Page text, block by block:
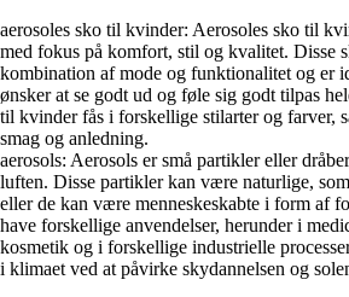
aerosoles sko til kvinder: Aerosoles sko til
med fokus på komfort, stil og kvalitet. Disse
kombination af mode og funktionalitet og er
ønsker at se godt ud og føle sig godt tilpas
til kvinder fås i forskellige stilarter og farver,
smag og anledning.
aerosols: Aerosols er små partikler eller
luften. Disse partikler kan være naturlige,
eller de kan være menneskeskabte i form af
have forskellige anvendelser, herunder i
kosmetik og i forskellige industrielle
i klimaet ved at påvirke skydannelsen og